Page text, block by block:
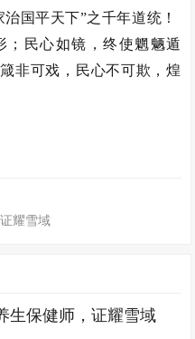
国平天下”之千年道统！
；民心如镜，终使魍魉遁
非可戏，民心不可欺，煌
耀雪域
生保健师，证耀雪域